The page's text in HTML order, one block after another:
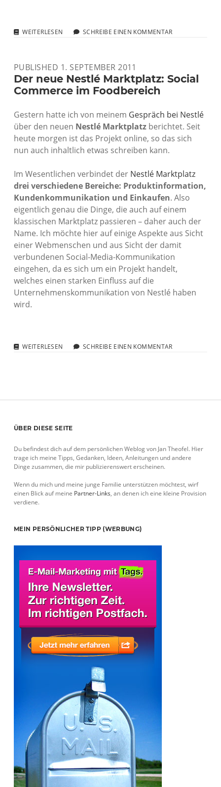
WEITERLESEN ANMELDUNG
2011
IST
OFFEN
SCHREIBE EINEN KOMMENTAR
PUBLISHED 1. SEPTEMBER 2011
Der neue Nestlé Marktplatz: Social
Commerce im Foodbereich
Gestern hatte ich von meinem Gespräch bei Nestlé
über den neuen Nestlé Marktplatz berichtet. Seit
heute morgen ist das Projekt online, so das sich
nun auch inhaltlich etwas schreiben kann.
Im Wesentlichen verbindet der Nestlé Marktplatz
drei verschiedene Bereiche: Produktinformation,
Kundenkommunikation und Einkaufen. Also
eigentlich genau die Dinge, die auch auf einem
klassischen Marktplatz passieren – daher auch der
Name. Ich möchte hier auf einige Aspekte aus Sicht
einer Webmenschen und aus Sicht der damit
verbundenen Social-Media-Kommunikation
eingehen, da es sich um ein Projekt handelt,
welches einen starken Einfluss auf die
Unternehmenskommunikation von Nestlé haben
wird.
WEITERLESEN DER
IM
SCHREIBE EINEN KOMMENTAR
Sidebar
ÜBER DIESE SEITE
Du befindest dich auf dem persönlichen Weblog von Jan Theofel. Hier
trage ich meine Tipps, Gedanken, Ideen, Anleitungen und andere
Dinge zusammen, die mir publizierenswert erscheinen.
Wenn du mich und meine junge Familie unterstützen möchtest, wirf
einen Blick auf meine Partner-Links, an denen ich eine kleine Provision
verdiene.
MEIN PERSÖNLICHER TIPP (WERBUNG)